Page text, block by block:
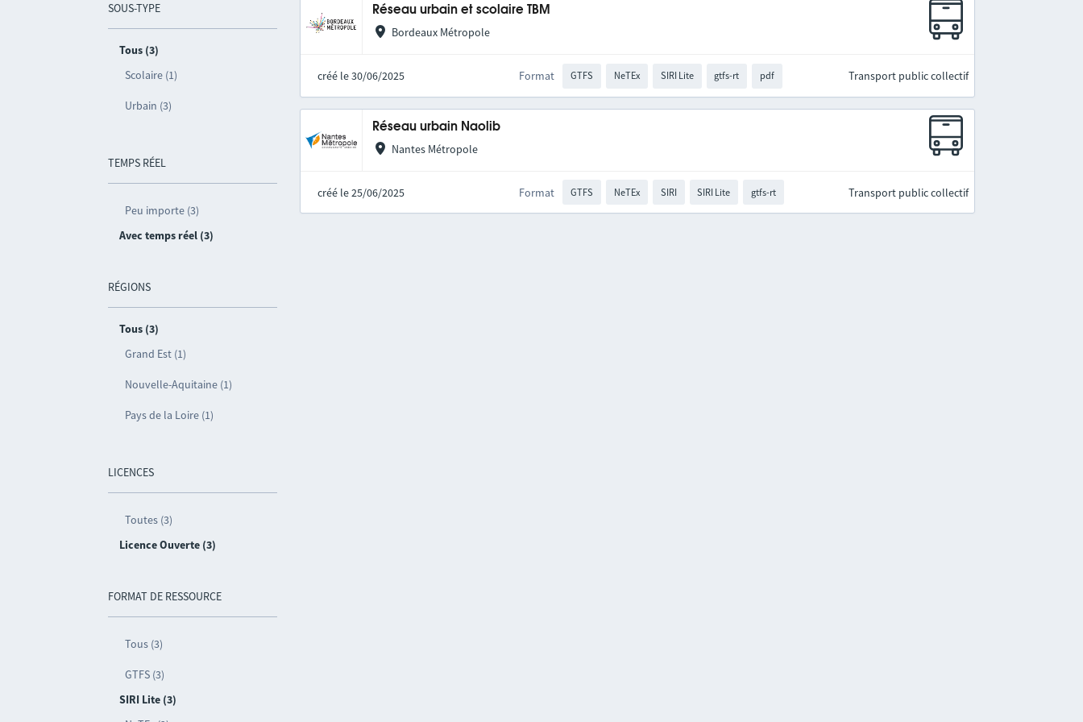
SOUS-TYPE
Tous (3)
Scolaire (1)
Urbain (3)
TEMPS RÉEL
Peu importe (3)
Avec temps réel (3)
RÉGIONS
Tous (3)
Grand Est (1)
Nouvelle-Aquitaine (1)
Pays de la Loire (1)
LICENCES
Toutes (3)
Licence Ouverte (3)
FORMAT DE RESSOURCE
Tous (3)
GTFS (3)
SIRI Lite (3)
Réseau urbain et scolaire TBM
Bordeaux Métropole
créé le 30/06/2025 Format GTFS NeTEx SIRI Lite gtfs-rt pdf Transport public collectif
Réseau urbain Naolib
Nantes Métropole
créé le 25/06/2025 Format GTFS NeTEx SIRI SIRI Lite gtfs-rt Transport public collectif